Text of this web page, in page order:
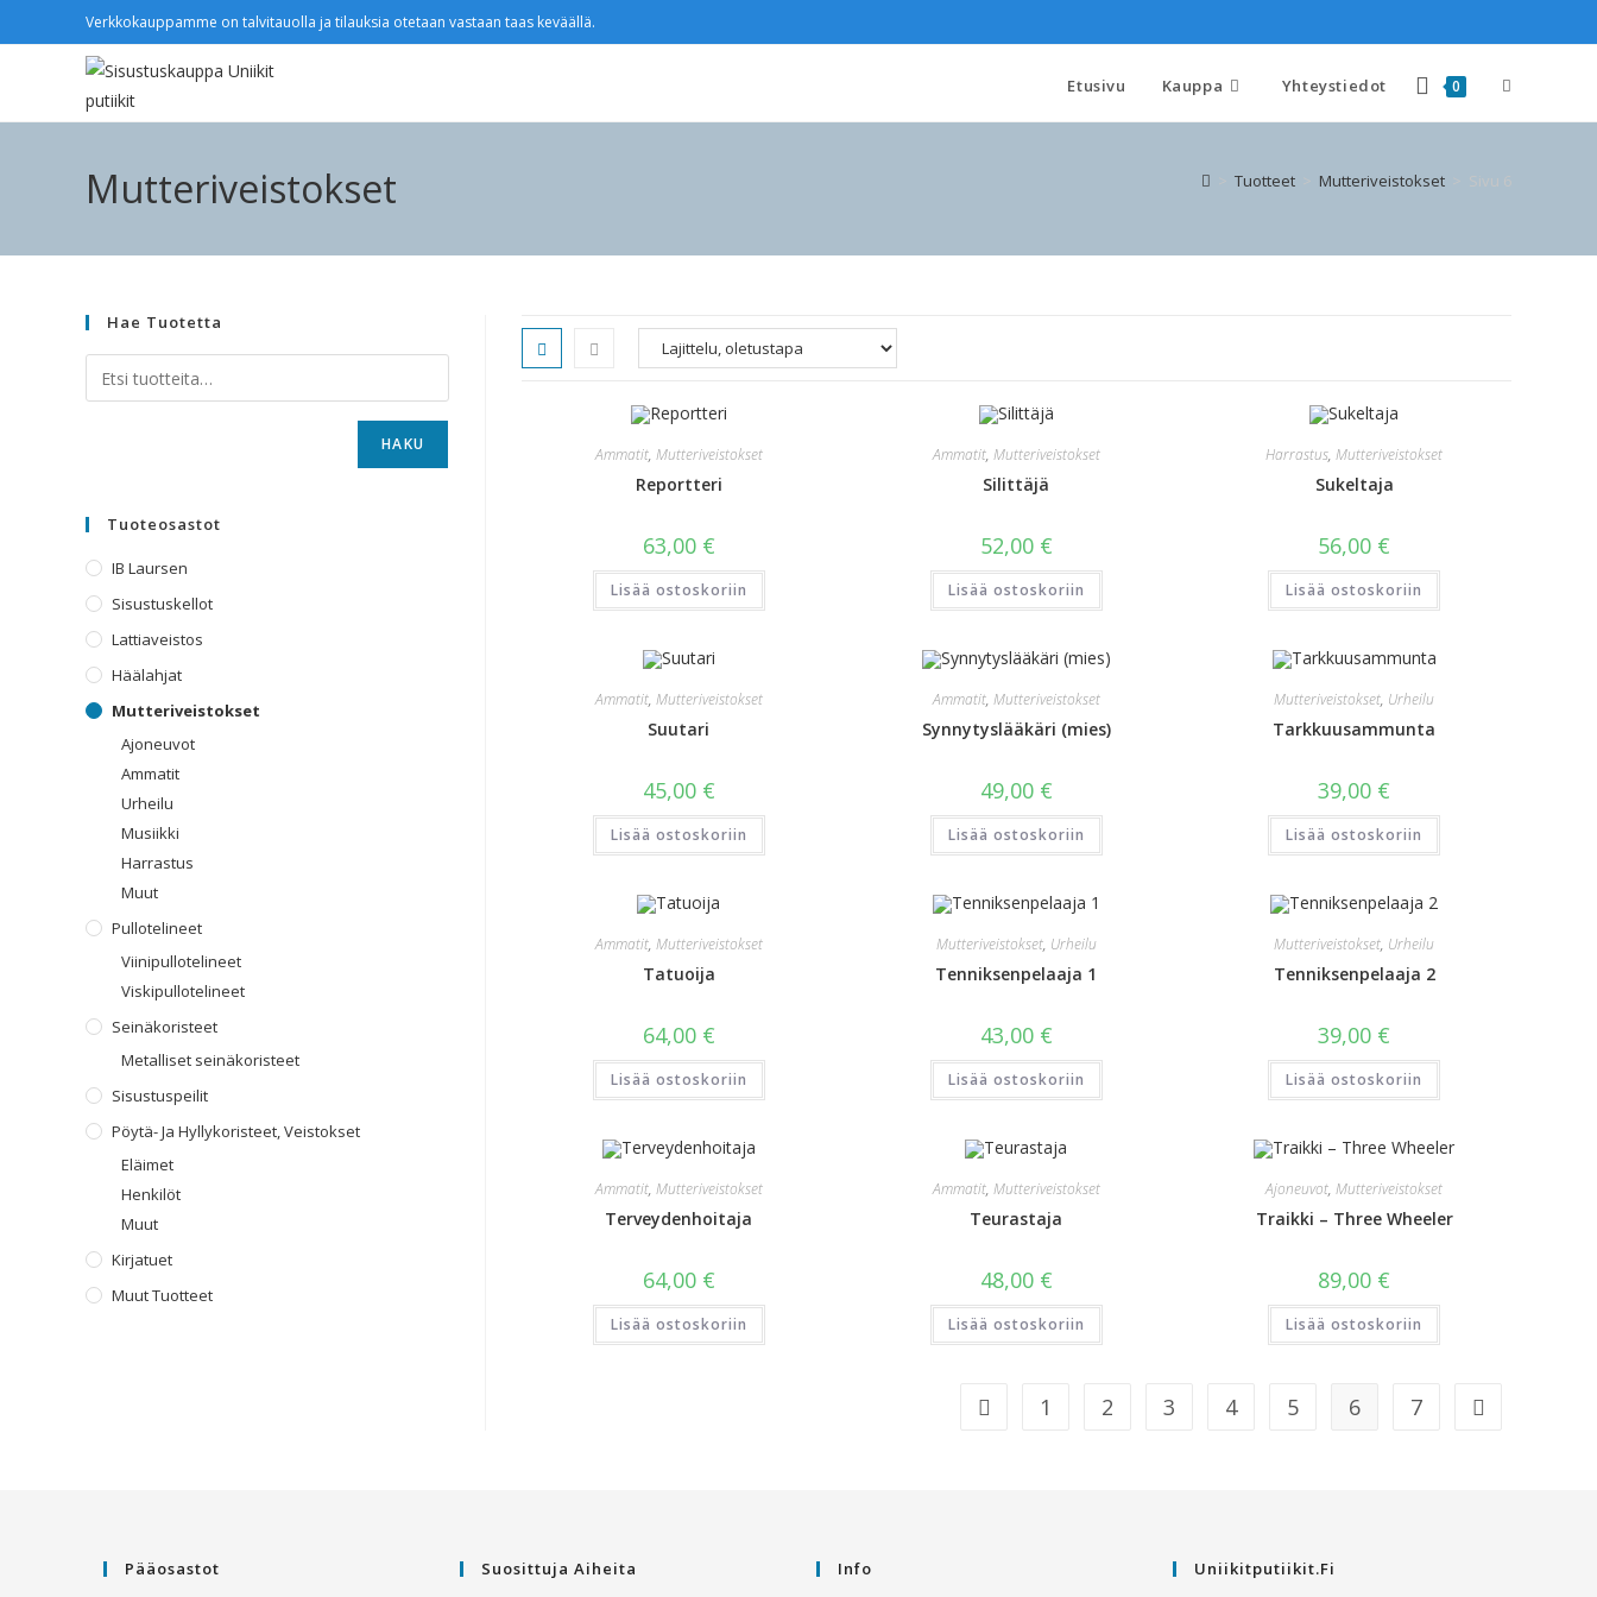
Verkkokauppamme on talvitauolla ja tilauksia otetaan vastaan taas keväällä.
Etusivu Kauppa Yhteystiedot 0
Mutteriveistokset Tuotteet Mutteriveistokset Sivu 6
Ammatit, Mutteriveistokset
Reportteri
63,00 €
Lisää ostoskoriin
Ammatit, Mutteriveistokset
Silittäjä
52,00 €
Lisää ostoskoriin
Harrastus,Mutteriveistokset
Sukeltaja
56,00 €
Lisää ostoskoriin
Ammatit, Mutteriveistokset
Suutari
45,00 €
Lisää ostoskoriin
Ammatit, Mutteriveistokset
Synnytyslääkäri (mies)
49,00 €
Lisää ostoskoriin
Mutteriveistokset, Urheilu
Tarkkuusammunta
39,00 €
Lisää ostoskoriin
Ammatit, Mutteriveistokset
Tatuoija
64,00 €
Lisää ostoskoriin
Mutteriveistokset, Urheilu
Tenniksenpelaaja 1
43,00 €
Lisää ostoskoriin
Mutteriveistokset, Urheilu
Tenniksenpelaaja 2
39,00 €
Lisää ostoskoriin
Ammatit, Mutteriveistokset
Terveydenhoitaja
64,00 €
Lisää ostoskoriin
Ammatit, Mutteriveistokset
Teurastaja
48,00 €
Lisää ostoskoriin
Ajoneuvot,Mutteriveistokset
Traikki – Three Wheeler
89,00 €
Lisää ostoskoriin
1 2 3 4 5 6 7
Hae Tuotetta
HAKU
Tuoteosastot
IB Laursen
Sisustuskellot
Lattiaveistos
Häälahjat
Mutteriveistokset
Ajoneuvot
Ammatit
Urheilu
Musiikki
Harrastus
Muut
Pullotelineet
Viinipullotelineet
Viskipullotelineet
Seinäkoristeet
Metalliset seinäkoristeet
Sisustuspeilit
Pöytä- Ja Hyllykoristeet, Veistokset
Eläimet
Henkilöt
Muut
Kirjatuet
Muut Tuotteet
Pääosastot Suosittuja Aiheita Info Uniikitputiikit.fi